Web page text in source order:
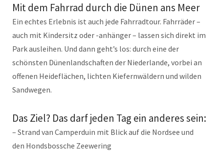
Mit dem Fahrrad durch die Dünen ans Meer
Ein echtes Erlebnis ist auch jede Fahrradtour. Fahrräder –
auch mit Kindersitz oder -anhänger – lassen sich direkt im
Park ausleihen. Und dann geht’s los: durch eine der
schönsten Dünenlandschaften der Niederlande, vorbei an
offenen Heideflächen, lichten Kiefernwäldern und wilden
Sandwegen.
Das Ziel? Das darf jeden Tag ein anderes sein:
– Strand van Camperduin mit Blick auf die Nordsee und
den Hondsbossche Zeewering